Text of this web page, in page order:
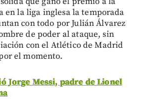
en la liga inglesa la temporada
con todo por Julián Álvarez
de poder al ataque, sin
con el Atlético de Madrid
el momento.
Jorge Messi, padre de Lionel